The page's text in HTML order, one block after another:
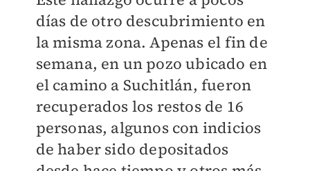
días de otro descubrimiento en
la misma zona. Apenas el fin de
semana, en un pozo ubicado en
el camino a Suchitlán, fueron
recuperados los restos de 16
personas, algunos con indicios
de haber sido depositados